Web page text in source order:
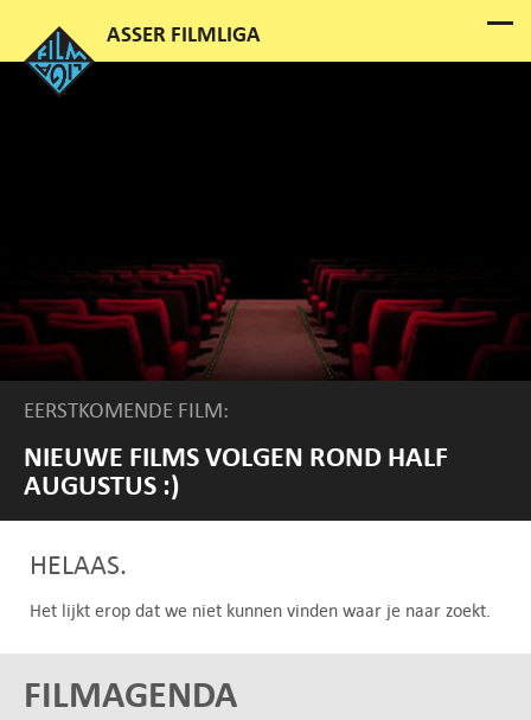
EERSTKOMENDE FILM:
NIEUWE FILMS VOLGEN ROND HALF
AUGUSTUS :)
HELAAS.
Het lijkt erop dat we niet kunnen vinden waar je naar zoekt.
FILMAGENDA